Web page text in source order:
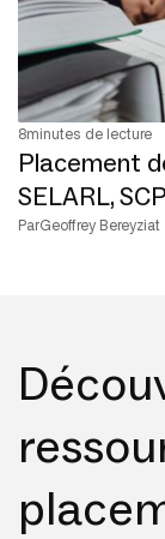
8minutes de lecture
Placement
SELARL,
ParGeoffrey Bereyziat